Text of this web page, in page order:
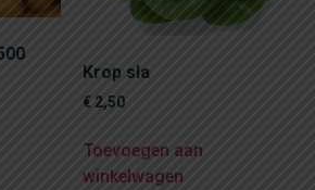
Krop sla
€ 2,50
Toevoegen aan
winkelwagen